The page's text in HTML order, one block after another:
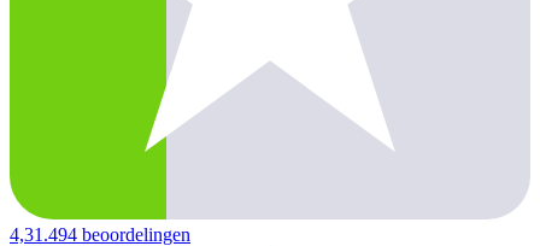
4,31.494 beoordelingen